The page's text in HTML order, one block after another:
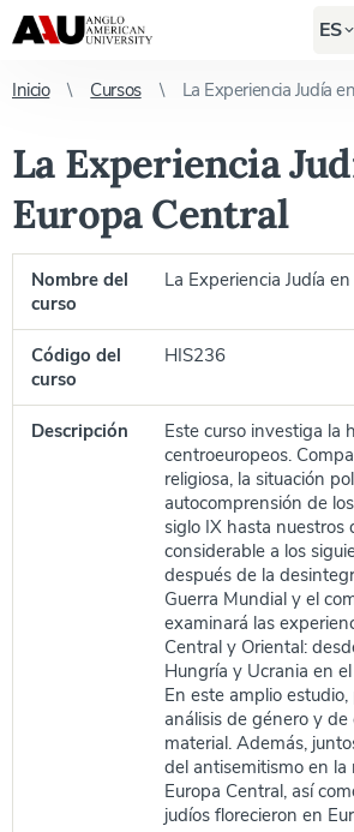
ES
Inicio Cursos La Experiencia Judía
La Experiencia
Europa Central
Nombre del
curso
La Experiencia Judía
Código del
curso
HIS236
Descripción
Este curso investiga la
centroeuropeos.
religiosa, la situación
autocomprensión de
siglo IX hasta nuestros
considerable a los
después de la
Guerra Mundial y el
examinará las
Central y Oriental:
Hungría y Ucrania en
En este amplio
análisis de género y
material. Además,
del antisemitismo en
Europa Central, así
judíos florecieron en